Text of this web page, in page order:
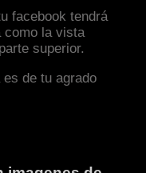
facebook tendrá
como la vista
superior.
de tu agrado